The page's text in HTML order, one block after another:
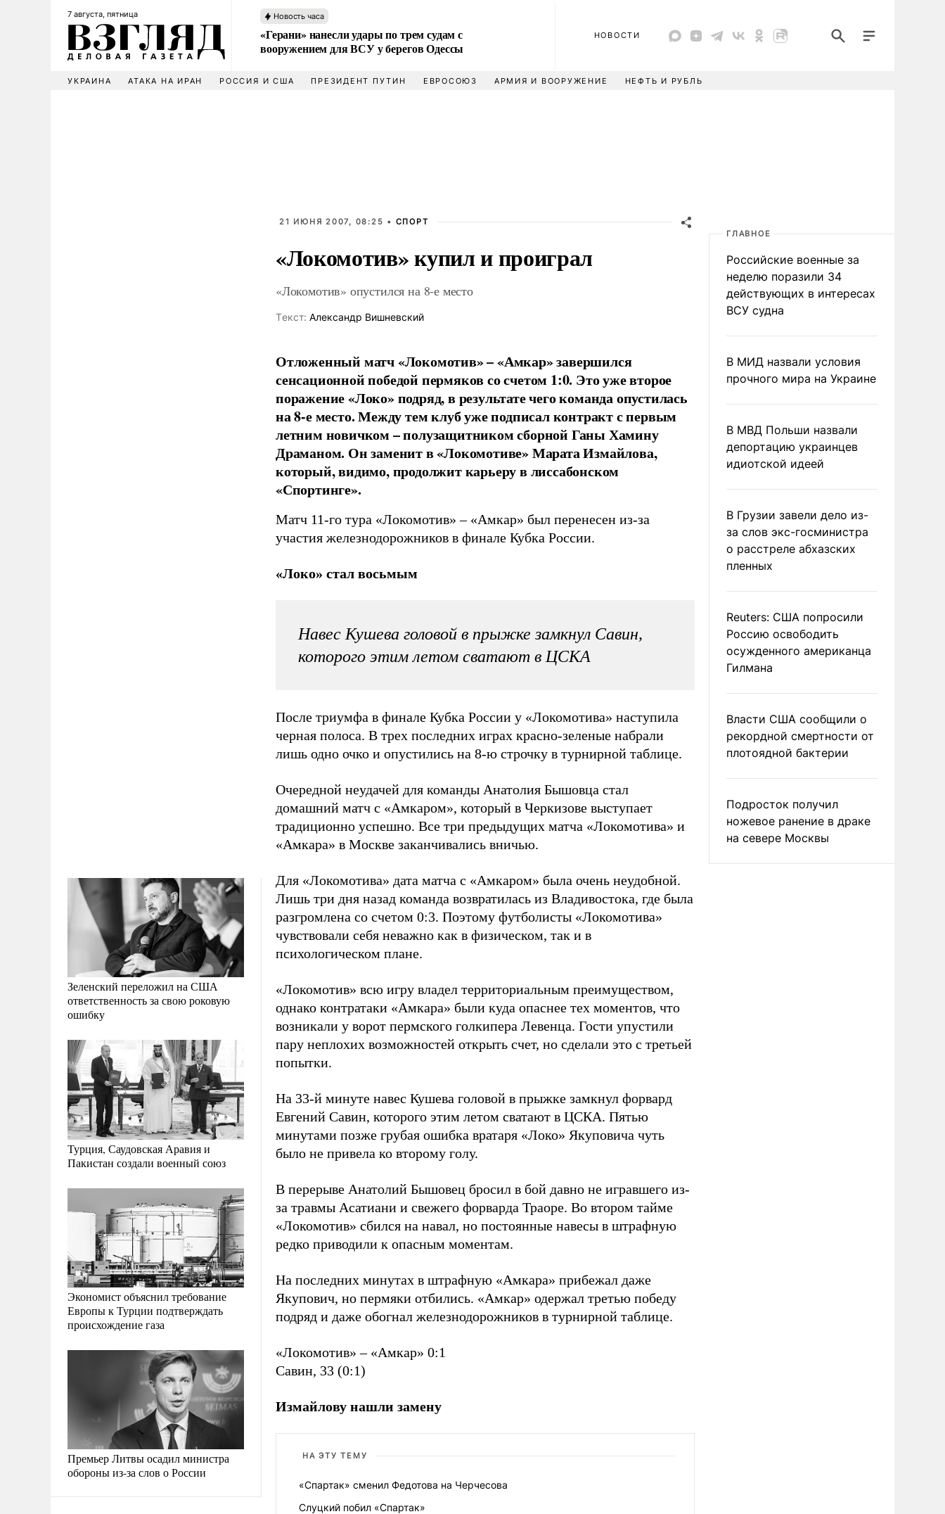
7 августа, пятница Новость часа
«Герани» нанесли удары по трем судам с
вооружением для ВСУ у берегов Одессы
НОВОСТИ
УКРАИНА АТАКА НА ИРАН РОССИЯ И США ПРЕЗИДЕНТ ПУТИН ЕВРОСОЮЗ АРМИЯ И ВООРУЖЕНИЕ НЕФТЬ И РУБЛЬ
Зеленский переложил на США
ответственность за свою роковую
ошибку
Турция, Саудовская Аравия и
Пакистан создали военный союз
Экономист объяснил требование
Европы к Турции подтверждать
происхождение газа
Премьер Литвы осадил министра
обороны из-за слов о России
21 ИЮНЯ 2007, 08:25 • СПОРТ
«Локомотив» купил и проиграл
«Локомотив» опустился на 8-е место
Tекст: Александр Вишневский
Отложенный матч «Локомотив» – «Амкар» завершился
сенсационной победой пермяков со счетом 1:0. Это уже второе
поражение «Локо» подряд, в результате чего команда опустилась
на 8-е место. Между тем клуб уже подписал контракт с первым
летним новичком – полузащитником сборной Ганы Хамину
Драманом. Он заменит в «Локомотиве» Марата Измайлова,
который, видимо, продолжит карьеру в лиссабонском
«Спортинге».
Матч 11-го тура «Локомотив» – «Амкар» был перенесен из-за
участия железнодорожников в финале Кубка России.
«Локо» стал восьмым
Навес Кушева головой в прыжке замкнул Савин,
которого этим летом сватают в ЦСКА
После триумфа в финале Кубка России у «Локомотива» наступила
черная полоса. В трех последних играх красно-зеленые набрали
лишь одно очко и опустились на 8-ю строчку в турнирной таблице.
Очередной неудачей для команды Анатолия Бышовца стал
домашний матч с «Амкаром», который в Черкизове выступает
традиционно успешно. Все три предыдущих матча «Локомотива» и
«Амкара» в Москве заканчивались вничью.
Для «Локомотива» дата матча с «Амкаром» была очень неудобной.
Лишь три дня назад команда возвратилась из Владивостока, где была
разгромлена со счетом 0:3. Поэтому футболисты «Локомотива»
чувствовали себя неважно как в физическом, так и в
психологическом плане.
«Локомотив» всю игру владел территориальным преимуществом,
однако контратаки «Амкара» были куда опаснее тех моментов, что
возникали у ворот пермского голкипера Левенца. Гости упустили
пару неплохих возможностей открыть счет, но сделали это с третьей
попытки.
На 33-й минуте навес Кушева головой в прыжке замкнул форвард
Евгений Савин, которого этим летом сватают в ЦСКА. Пятью
минутами позже грубая ошибка вратаря «Локо» Якуповича чуть
было не привела ко второму голу.
В перерыве Анатолий Бышовец бросил в бой давно не игравшего из-
за травмы Асатиани и свежего форварда Траоре. Во втором тайме
«Локомотив» сбился на навал, но постоянные навесы в штрафную
редко приводили к опасным моментам.
На последних минутах в штрафную «Амкара» прибежал даже
Якупович, но пермяки отбились. «Амкар» одержал третью победу
подряд и даже обогнал железнодорожников в турнирной таблице.
«Локомотив» – «Амкар» 0:1
Савин, 33 (0:1)
Измайлову нашли замену
НА ЭТУ ТЕМУ
«Спартак» сменил Федотова на Черчесова
Слуцкий побил «Спартак»
ГЛАВНОЕ
Российские военные за
неделю поразили 34
действующих в интересах
ВСУ судна
В МИД назвали условия
прочного мира на Украине
В МВД Польши назвали
депортацию украинцев
идиотской идеей
В Грузии завели дело из-
за слов экс-госминистра
о расстреле абхазских
пленных
Reuters: США попросили
Россию освободить
осужденного американца
Гилмана
Власти США сообщили о
рекордной смертности от
плотоядной бактерии
Подросток получил
ножевое ранение в драке
на севере Москвы